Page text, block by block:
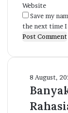
Website
Save my
the next time I
Banyak
Yang
Tahu!
8 August,